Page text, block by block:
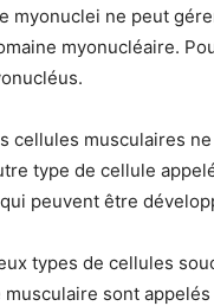
myonuclei ne peut
myonucléaire.
cellules musculaires
type de cellule
peuvent être
types de cellules
musculaire sont